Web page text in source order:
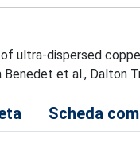
ultra-dispersed
et al., Dalton
Scheda